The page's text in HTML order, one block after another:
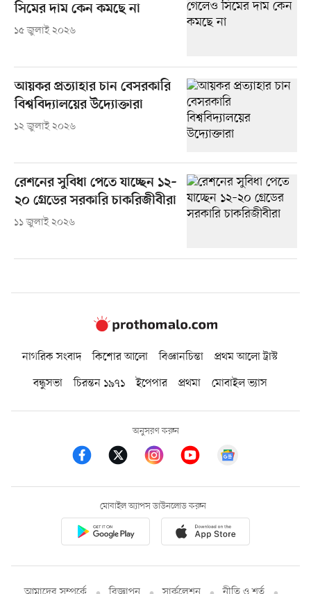
সিমের দাম কেন কমছে না
১৫ জুলাই ২০২৬
আয়কর প্রত্যাহার চান বেসরকারি
বিশ্ববিদ্যালয়ের উদ্যোক্তারা
১২ জুলাই ২০২৬
রেশনের সুবিধা পেতে যাচ্ছেন ১২–
২০ গ্রেডের সরকারি চাকরিজীবীরা
১১ জুলাই ২০২৬
নাগরিক সংবাদ কিশোর আলো বিজ্ঞানচিন্তা
প্রথম আলো ট্রাস্ট
বন্ধুসভা
চিরন্তন ১৯৭১ ইপেপার প্রথমা মোবাইল ভ্যাস
অনুসরণ করুন
মোবাইল অ্যাপস ডাউনলোড করুন